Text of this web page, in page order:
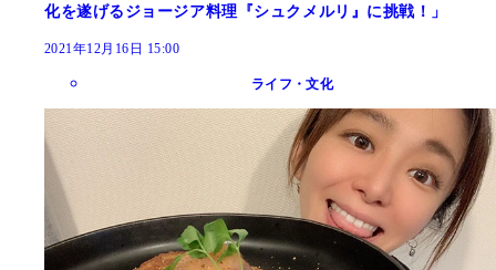
化を遂げるジョージア料理『シュクメルリ』に挑戦！」
2021年12月16日 15:00
ライフ・文化